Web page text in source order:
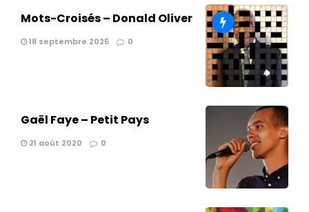
Mots-Croisés – Donald Oliver
18 septembre 2025 0
Gaël Faye – Petit Pays
21 août 2020 0